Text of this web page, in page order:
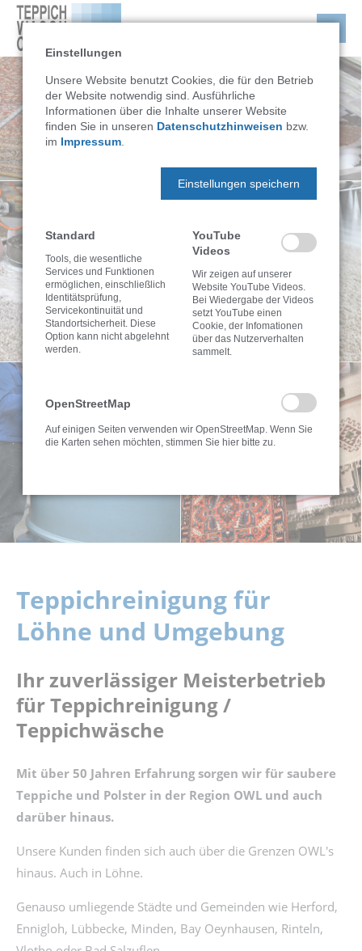
Teppichreinigung für
Löhne und Umgebung
Ihr zuverlässiger Meisterbetrieb
für Teppichreinigung /
Teppichwäsche
Mit über 50 Jahren Erfahrung sorgen wir für saubere
Teppiche und Polster in der Region OWL und auch
darüber hinaus.
Unsere Kunden finden sich auch über die Grenzen OWL's
hinaus. Auch in Löhne.
Genauso umliegende Städte und Gemeinden wie Herford,
Ennigloh, Lübbecke, Minden, Bay Oeynhausen, Rinteln,
Einstellungen
Unsere Website benutzt Cookies, die für den Betrieb
der Website notwendig sind. Ausführliche
Informationen über die Inhalte unserer Website
finden Sie in unseren Datenschutzhinweisen bzw.
im Impressum
Einstellungen speichern
Standard
Tools, die wesentliche
Services und Funktionen
ermöglichen, einschließlich
Identitätsprüfung,
Servicekontinuität und
Standortsicherheit. Diese
Option kann nicht abgelehnt
werden.
YouTube
Videos
Wir zeigen auf unserer
Website YouTube Videos.
Bei Wiedergabe der Videos
setzt YouTube einen
Cookie, der Infomationen
über das Nutzerverhalten
sammelt.
OpenStreetMap
Auf einigen Seiten verwenden wir OpenStreetMap. Wenn Sie
die Karten sehen möchten, stimmen Sie hier bitte zu.